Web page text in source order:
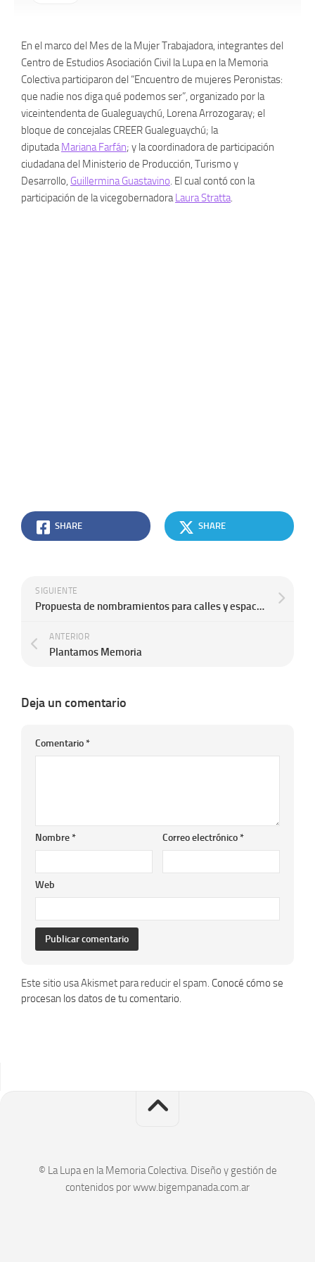
En el marco del Mes de la Mujer Trabajadora, integrantes del
Centro de Estudios Asociación Civil la Lupa en la Memoria
Colectiva participaron del “Encuentro de mujeres Peronistas:
que nadie nos diga qué podemos ser”, organizado por la
viceintendenta de Gualeguaychú, Lorena Arrozogaray; el
bloque de concejalas CREER Gualeguaychú; la
diputadaMariana Farfán; y la coordinadora de participación
ciudadana del Ministerio de Producción, Turismo y
Desarrollo, Guillermina Guastavino. El cual contó con la
participación de la vicegobernadoraLaura Stratta.
SHARE SHARE
SIGUIENTE
Propuesta de nombramientos para calles y espacios públicos de la ciudad
ANTERIOR
Plantamos Memoria
Deja un comentario
Comentario*
Nombre* Correo electrónico*
Web
Este sitio usa Akismet para reducir el spam. Conocé cómo se
procesan los datos de tu comentario.
© La Lupa en la Memoria Colectiva. Diseño y gestión de
contenidos por www.bigempanada.com.ar